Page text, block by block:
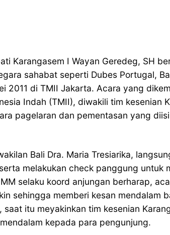
Karangasem I Wayan Geredeg, SH
sahabat seperti Dubes Portugal,
2011 di TMII Jakarta. Acara yang
Indah (TMII), diwakili tim kesenian
pagelaran dan pementasan yang
Bali Dra. Maria Tresiarika,
melakukan check panggung untuk
selaku koord anjungan berharap,
sehingga memberi kesan mendalam
itu meyakinkan tim kesenian
kepada para pengunjung.